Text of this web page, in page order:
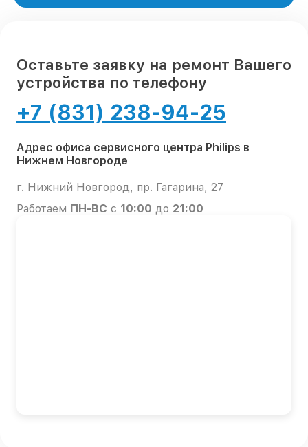
Оставьте заявку на ремонт Вашего
устройства по телефону
+7 (831) 238-94-25
Адрес офиса сервисного центра Philips в
Нижнем Новгороде
г. Нижний Новгород, пр. Гагарина, 27
Работаем ПН-ВС с 10:00 до 21:00